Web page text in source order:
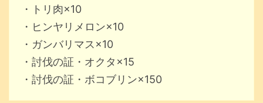
・トリ肉×10
・ヒンヤリメロン×10
・ガンバリマス×10
・討伐の証・オクタ×15
・討伐の証・ボコブリン×150